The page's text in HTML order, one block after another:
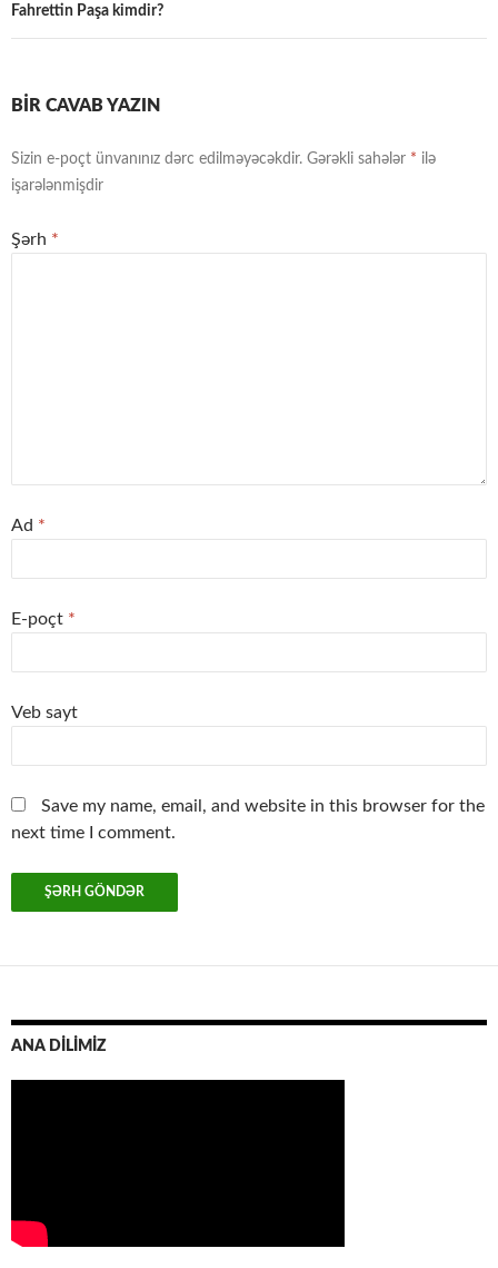
Fahrettin Paşa kimdir?
BIR CAVAB YAZIN
Sizin e-poçt ünvanınız dərc edilməyəcəkdir. Gərəkli sahələr * ilə
işarələnmişdir
Şərh *
Ad *
E-poçt *
Veb sayt
Save my name, email, and website in this browser for the
next time I comment.
ANA DİLİMİZ